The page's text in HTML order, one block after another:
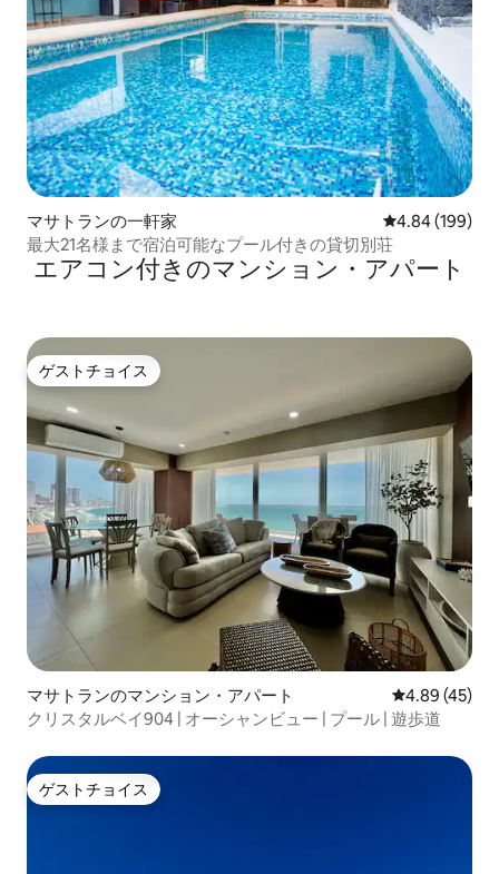
マサトランの一軒家 レビュー199
4.84 (199)
最大21名様まで宿泊可能なプール付きの貸切別荘
エアコン付きのマンション・アパート
ゲストチョイス
ゲストチョイス
マサトランのマンション・アパート レビュー45
4.89 (45)
クリスタルベイ904 | オーシャンビュー | プール | 遊歩道
ゲストチョイス
ゲストチョイス